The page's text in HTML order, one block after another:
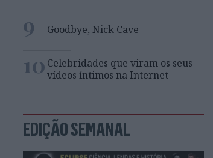
9 Goodbye, Nick Cave
10 Celebridades que viram os seus
vídeos íntimos na Internet
EDIÇÃO SEMANAL